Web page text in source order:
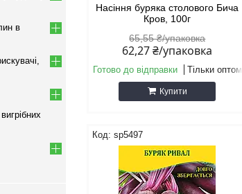
Насіння буряка столового Бича
Кров, 100г
65,55 ₴/упаковка
62,27 ₴/упаковка
Готово до відправки Тільки оптом
Купити
sp5497
в